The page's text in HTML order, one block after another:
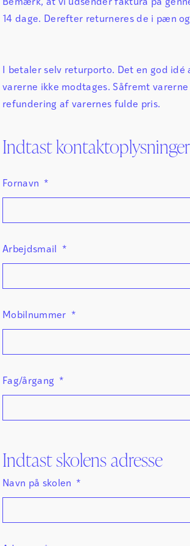
Bemærk, at vi udsender faktura på
14 dage. Derefter returneres de i pæn
I betaler selv returporto. Det en god
varerne ikke modtages. Såfremt
refundering af varernes fulde pris.
Indtast kontaktoplysninger
Fornavn *
Arbejdsmail *
Mobilnummer *
Fag/årgang *
Indtast skolens adresse
Navn på skolen *